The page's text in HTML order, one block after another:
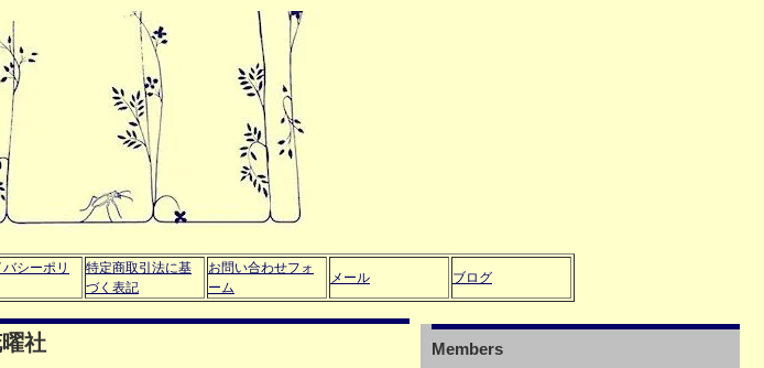
シーポリ
特定商取引法に基
づく表記
お問い合わせフォ
ーム
メール ブログ
社 Members